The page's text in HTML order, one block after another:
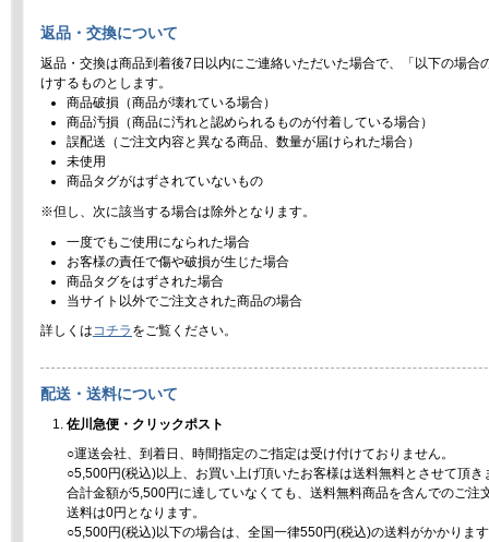
返品・交換について
返品・交換は商品到着後7日以内にご連絡いただいた場合で、「以下の場合
けするものとします。
商品破損（商品が壊れている場合）
商品汚損（商品に汚れと認められるものが付着している場合）
誤配送（ご注文内容と異なる商品、数量が届けられた場合）
未使用
商品タグがはずされていないもの
※但し、次に該当する場合は除外となります。
一度でもご使用になられた場合
お客様の責任で傷や破損が生じた場合
商品タグをはずされた場合
当サイト以外でご注文された商品の場合
詳しくはコチラ をご覧ください。
配送・送料について
佐川急便・クリックポスト
○運送会社、到着日、時間指定のご指定は受け付けておりません。
○5,500円(税込)以上、お買い上げ頂いたお客様は送料無料とさせて頂き
合計金額が5,500円に達していなくても、送料無料商品を含んでのご注
送料は0円となります。
○5,500円(税込)以下の場合は、全国一律550円(税込)の送料がかかりま